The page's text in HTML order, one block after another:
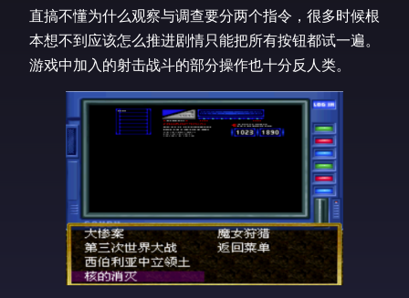
直搞不懂为什么观察与调查要分两个指令，很多时候根
本想不到应该怎么推进剧情只能把所有按钮都试一遍。
游戏中加入的射击战斗的部分操作也十分反人类。